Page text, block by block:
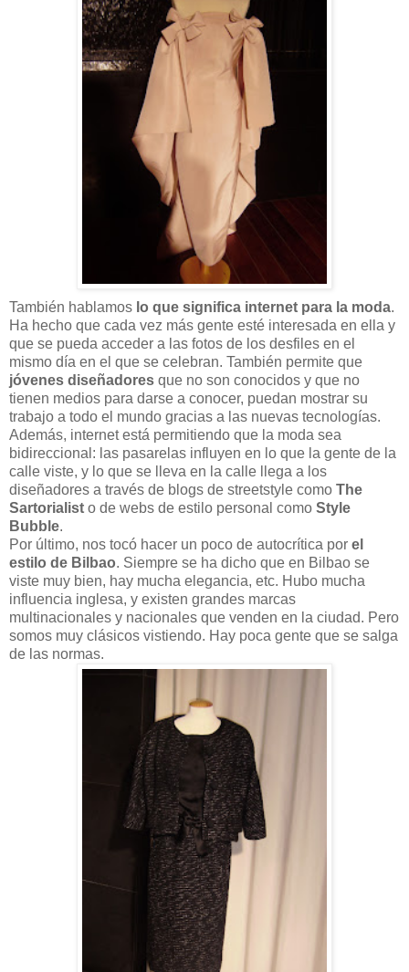
También hablamos lo que significa internet para la moda.
Ha hecho que cada vez más gente esté interesada en ella y
que se pueda acceder a las fotos de los desfiles en el
mismo día en el que se celebran. También permite que
jóvenes diseñadores que no son conocidos y que no
tienen medios para darse a conocer, puedan mostrar su
trabajo a todo el mundo gracias a las nuevas tecnologías.
Además, internet está permitiendo que la moda sea
bidireccional: las pasarelas influyen en lo que la gente de la
calle viste, y lo que se lleva en la calle llega a los
diseñadores a través de blogs de streetstyle como The
Sartorialist o de webs de estilo personal como Style
Bubble.
Por último, nos tocó hacer un poco de autocrítica por el
estilo de Bilbao. Siempre se ha dicho que en Bilbao se
viste muy bien, hay mucha elegancia, etc. Hubo mucha
influencia inglesa, y existen grandes marcas
multinacionales y nacionales que venden en la ciudad. Pero
somos muy clásicos vistiendo. Hay poca gente que se salga
de las normas.